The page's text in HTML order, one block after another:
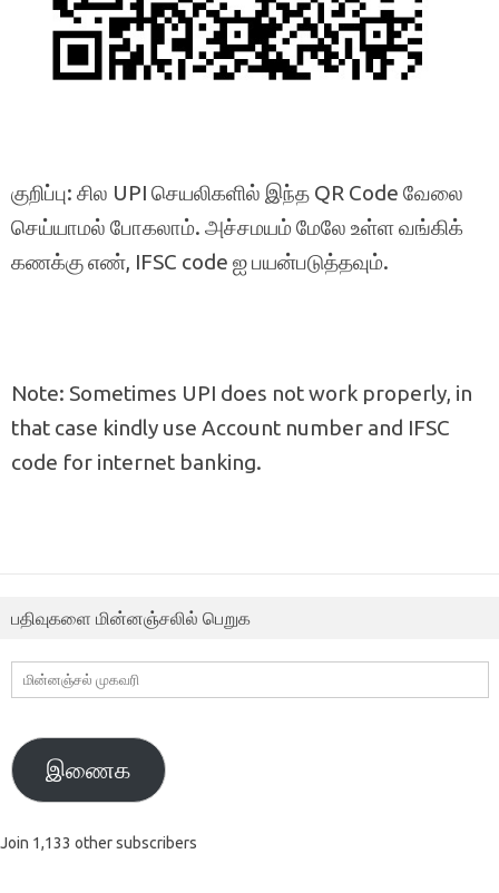
குறிப்பு: சில UPI செயலிகளில் இந்த QR Code வேலை
செய்யாமல் போகலாம். அச்சமயம் மேலே உள்ள வங்கிக்
கணக்கு எண், IFSC code ஐ பயன்படுத்தவும்.
Note: Sometimes UPI does not work properly, in
that case kindly use Account number and IFSC
code for internet banking.
பதிவுகளை மின்னஞ்சலில் பெறுக
மின்னஞ்சல்
முகவரி
இணைக
Join 1,133 other subscribers